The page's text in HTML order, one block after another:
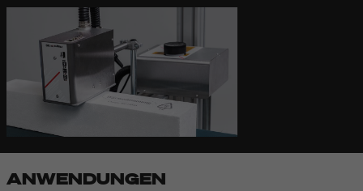
ANWENDUNGEN